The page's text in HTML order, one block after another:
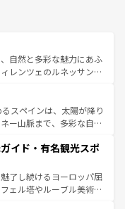
自然と多彩な魅力にあふ
レンツェのルネッサンス
景やアマルフィ海岸の絶
観光の合間には、本場の
ア料理を堪能することも
れない旅をしてみよう！
スペインは、太陽が降り
ー山脈まで、多彩な自然
なフラメンコ、熱気あふ
が生活の一部となってい
雰囲気や、バルセロナの
は古代ローマ遺跡や中世
イド・有名観光スポ
了し続けるヨーロッパ屈
ェル塔やルーブル美術館